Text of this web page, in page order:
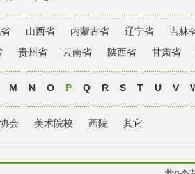
山西省 内蒙古省 辽宁省 吉林
贵州省 云南省 陕西省 甘肃省
M N O P Q R S T U V
会 美术院校 画院 其它